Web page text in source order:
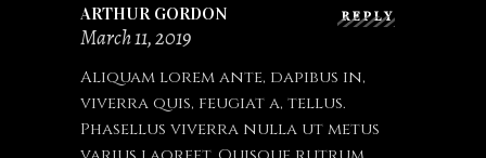
ARTHUR GORDON
March 11, 2019
REPLY
Aliquam lorem ante, dapibus in,
viverra quis, feugiat a, tellus.
Phasellus viverra nulla ut metus